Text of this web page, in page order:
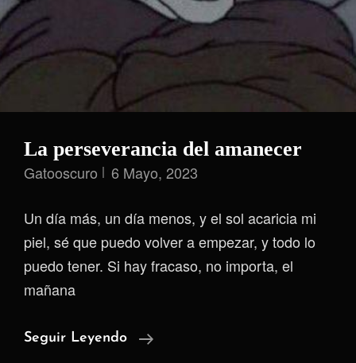
La perseverancia del amanecer
Gatooscuro 6 Mayo, 2023
Un día más, un día menos, y el sol acaricia mi
piel, sé que puedo volver a empezar, y todo lo
puedo tener. Si hay fracaso, no importa, el
mañana
Seguir Leyendo
La